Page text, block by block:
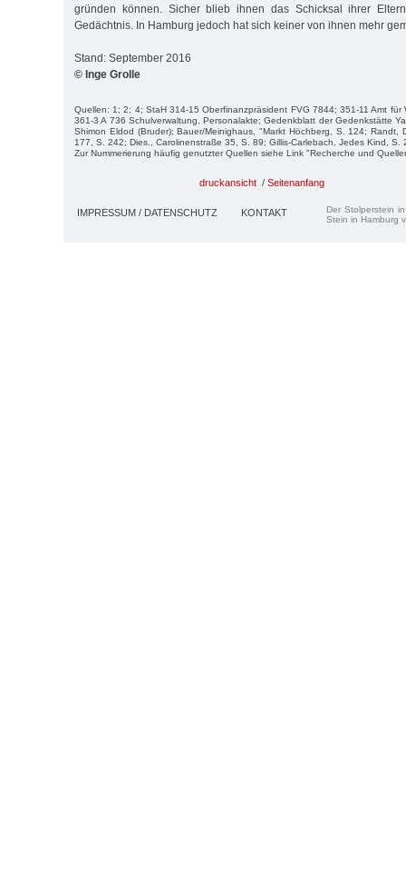
gründen können. Sicher blieb ihnen das Schicksal ihrer
Gedächtnis. In Hamburg jedoch hat sich keiner von ihnen mehr
Stand: September 2016
© Inge Grolle
Quellen: 1; 2; 4; StaH 314-15 Oberfinanzpräsident FVG 7844; 351-11 Amt für
361-3 A 736 Schulverwaltung, Personalakte; Gedenkblatt der Gedenkstätte
Shimon Eldod (Bruder); Bauer/Meinighaus, "Markt Höchberg, S. 124; Randt,
177, S. 242; Dies., Carolinenstraße 35, S. 89; Gillis-Carlebach, Jedes Kind, S.
Zur Nummerierung häufig genutzter Quellen siehe Link "Recherche und
druckansicht / Seitenanfang
IMPRESSUM / DATENSCHUTZ KONTAKT
Der Stolperstein
Stein in Hamburg